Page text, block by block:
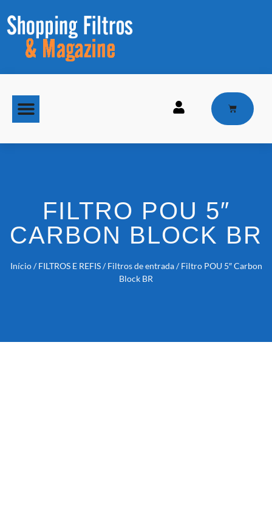
FILTRO POU 5″
CARBON BLOCK BR
Início/FILTROS E REFIS/Filtros de entrada/ Filtro POU 5″ Carbon
Block BR